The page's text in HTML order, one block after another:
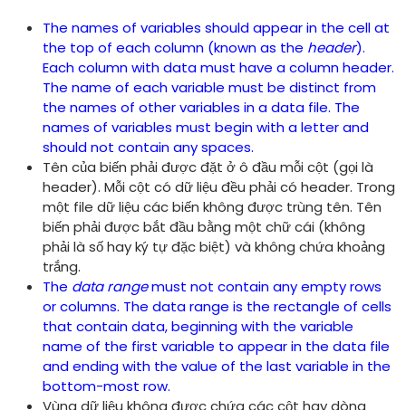
The names of variables should appear in the cell at
the top of each column (known as the header).
Each column with data must have a column header.
The name of each variable must be distinct from
the names of other variables in a data file. The
names of variables must begin with a letter and
should not contain any spaces.
Tên của biến phải được đặt ở ô đầu mỗi cột (gọi là
header). Mỗi cột có dữ liệu đều phải có header. Trong
một file dữ liệu các biến không được trùng tên. Tên
biến phải được bắt đầu bằng một chữ cái (không
phải là số hay ký tự đặc biệt) và không chứa khoảng
trắng.
The data rangemust not contain any empty rows
or columns. The data range is the rectangle of cells
that contain data, beginning with the variable
name of the first variable to appear in the data file
and ending with the value of the last variable in the
bottom-most row.
Vùng dữ liệu không được chứa các cột hay dòng